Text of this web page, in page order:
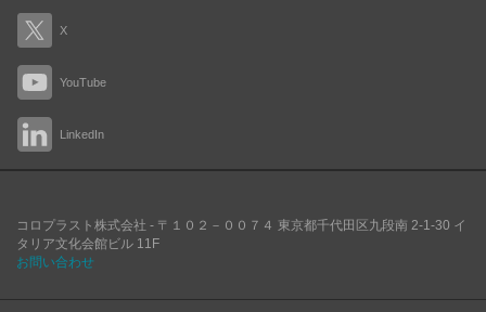
X
YouTube
LinkedIn
コロプラスト株式会社 - 〒１０２－００７４ 東京都千代田区九段南 2-1-30 イ
タリア文化会館ビル 11F
お問い合わせ